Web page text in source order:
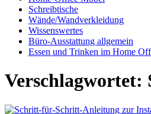
Schreibtische
Wände/Wandverkleidung
Wissenswertes
Büro-Ausstattung allgemein
Essen und Trinken im Home
Verschlagwortet: